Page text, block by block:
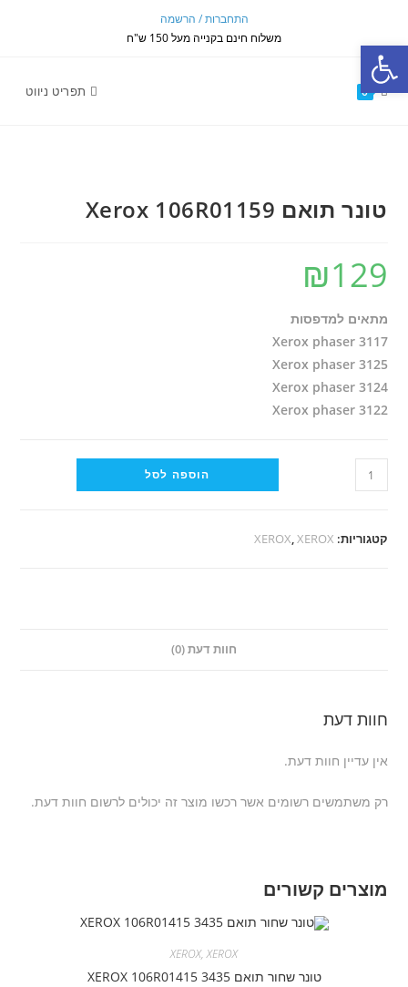
content
התחברות / הרשמה
משלוח חינם בקנייה מעל 150 ש"ח
תפריט ניווט 0
טונר תואם Xerox 106R01159
₪129
מתאים למדפסות
Xerox phaser 3117
Xerox phaser 3125
Xerox phaser 3124
Xerox phaser 3122
כמות
של
תואם
הוספה לסל
קטגוריות: XEROX,XEROX
חוות דעת (0)
חוות דעת
אין עדיין חוות דעת.
רק משתמשים רשומים אשר רכשו מוצר זה יכולים לרשום חוות דעת.
מוצרים קשורים
XEROX,XEROX
טונר שחור תואם XEROX 106R01415 3435
פתח סרגל נגישות